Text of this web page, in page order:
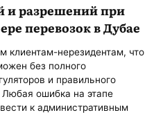
и разрешений при
перевозок в Дубае
клиентам-нерезидентам, что
без полного
и правильного
ошибка на этапе
к административным